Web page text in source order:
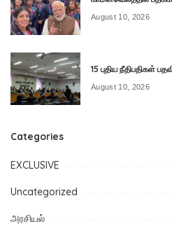
August 10, 2026
15 புதிய நீதிபதிகள்
August 10, 2026
Categories
EXCLUSIVE
Uncategorized
அரசியல்